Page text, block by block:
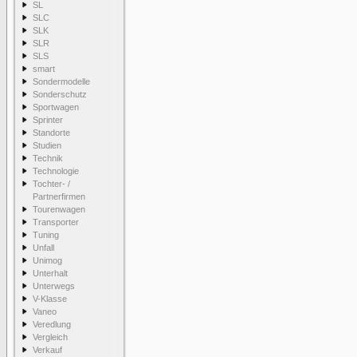
SL
SLC
SLK
SLR
SLS
smart
Sondermodelle
Sonderschutz
Sportwagen
Sprinter
Standorte
Studien
Technik
Technologie
Tochter- /
Partnerfirmen
Tourenwagen
Transporter
Tuning
Unfall
Unimog
Unterhalt
Unterwegs
V-Klasse
Vaneo
Veredlung
Vergleich
Verkauf